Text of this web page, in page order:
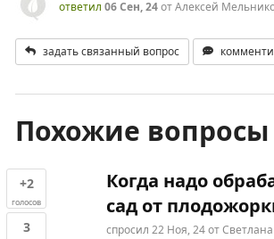
ответил 06 Сен, 24отАлексей
задать связанный вопрос
Похожие вопросы
+2
голосов
3
Когда надо
сад от
спросил 22 Ноя, 24 отСветлана